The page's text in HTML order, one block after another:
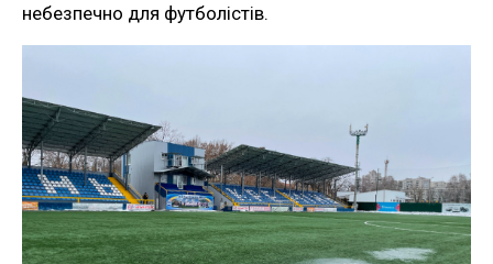
небезпечно для футболістів.